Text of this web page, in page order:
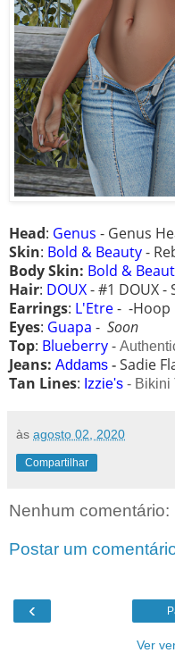
Head: Genus - Genus
Skin: Bold & Beauty-
Body Skin: Bold &
Hair: DOUX- #1 DOUX -
Earrings: L'Etre- -Hoop
Eyes: Guapa - Soon
Top: Blueberry-
Jeans: Addams - Sadie
Tan Lines: Izzie's - Bikini
às agosto 02, 2020
Compartilhar
Nenhum comentário:
Postar um
‹
Ver